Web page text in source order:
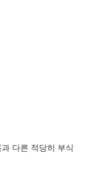
다른 적당히 부식